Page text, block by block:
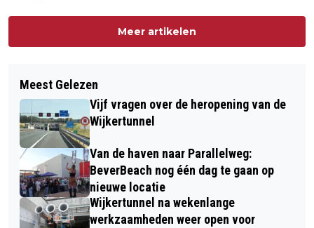
Meer artikelen
Meest Gelezen
Vijf vragen over de heropening van de
Wijkertunnel
Van de haven naar Parallelweg:
BeverBeach nog één dag te gaan op
nieuwe locatie
Wijkertunnel na wekenlange
werkzaamheden weer open voor